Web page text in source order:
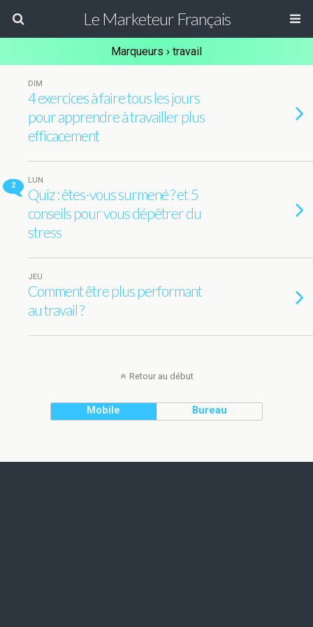
Le Marketeur Français
Marqueurs › travail
DIM
4 exercices à faire tous les jours
pour apprendre à travailler plus
efficacement
2
LUN
Quiz : êtes-vous surmené ? et 5
conseils pour vous dépêtrer du
stress
JEU
Comment être plus performant
au travail ?
Retour au début
Mobile Bureau